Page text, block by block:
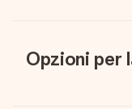
Opzioni per